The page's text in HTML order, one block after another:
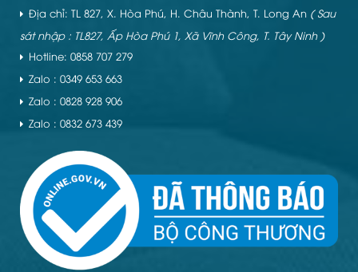
Địa chỉ: TL 827, X. Hòa Phú, H. Châu Thành, T. Long An ( Sau
sát nhập : TL827, Ấp Hòa Phú 1, Xã Vĩnh Công, T. Tây Ninh )
Hotline: 0858 707 279
Zalo : 0349 653 663
Zalo : 0828 928 906
Zalo : 0832 673 439